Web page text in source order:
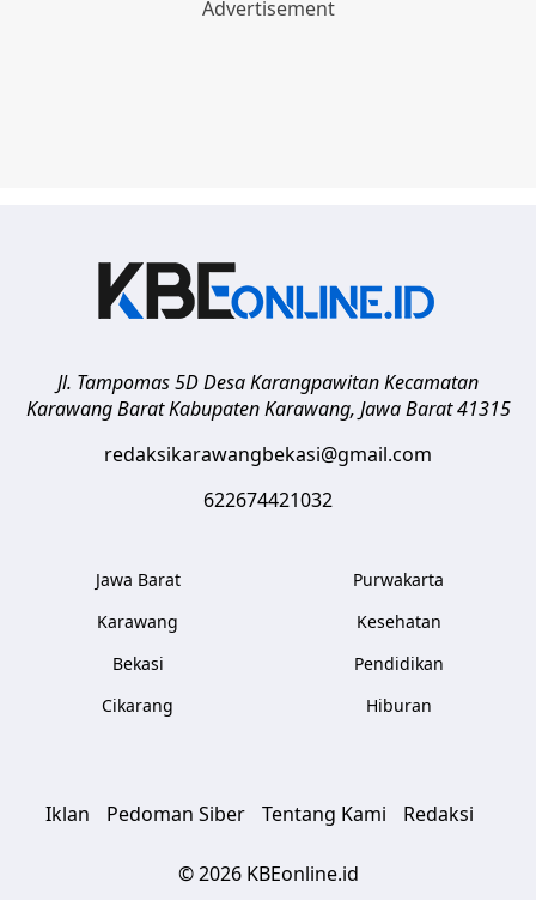
Jl. Tampomas 5D Desa Karangpawitan Kecamatan
Karawang Barat Kabupaten Karawang, Jawa Barat 41315
redaksikarawangbekasi@gmail.com
622674421032
Jawa Barat
Karawang
Bekasi
Cikarang
Purwakarta
Kesehatan
Pendidikan
Hiburan
Iklan Pedoman Siber Tentang Kami Redaksi
© 2026 KBEonline.id